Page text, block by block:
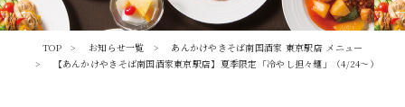
TOP お知らせ一覧 あんかけやきそば南国酒家 東京駅店 メニュー
【あんかけやきそば南国酒家東京駅店】夏季限定「冷やし担々麺」（4/24～）